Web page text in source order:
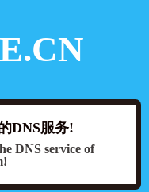
DNS服务!
DNS service of